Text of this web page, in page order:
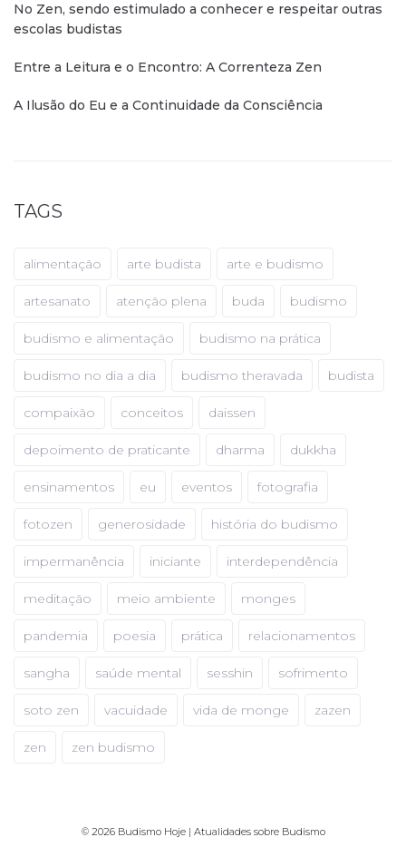
No Zen, sendo estimulado a conhecer e respeitar outras
escolas budistas
Entre a Leitura e o Encontro: A Correnteza Zen
A Ilusão do Eu e a Continuidade da Consciência
TAGS
alimentação arte budista arte e budismo
artesanato atenção plena buda budismo
budismo e alimentação budismo na prática
budismo no dia a dia budismo theravada budista
compaixão conceitos daissen
depoimento de praticante dharma dukkha
ensinamentos eu eventos fotografia
fotozen generosidade história do budismo
impermanência iniciante interdependência
meditação meio ambiente monges
pandemia poesia prática relacionamentos
sangha saúde mental sesshin sofrimento
soto zen vacuidade vida de monge zazen
zen zen budismo
© 2026 Budismo Hoje | Atualidades sobre Budismo